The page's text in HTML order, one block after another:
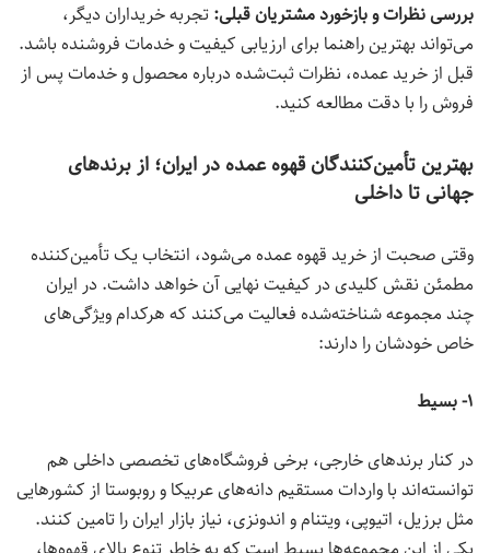
بررسی نظرات و بازخورد مشتریان قبلی: تجربه خریداران دیگر،
می‌تواند بهترین راهنما برای ارزیابی کیفیت و خدمات فروشنده باشد.
قبل از خرید عمده، نظرات ثبت‌شده درباره محصول و خدمات پس از
فروش را با دقت مطالعه کنید.
بهترین تأمین‌کنندگان قهوه عمده در ایران؛ از برندهای
جهانی تا داخلی
وقتی صحبت از خرید قهوه عمده می‌شود، انتخاب یک تأمین‌کننده
مطمئن نقش کلیدی در کیفیت نهایی آن خواهد داشت. در ایران
چند مجموعه شناخته‌شده فعالیت می‌کنند که هرکدام ویژگی‌های
خاص خودشان را دارند:
۱- بسیط
در کنار برندهای خارجی، برخی فروشگاه‌های تخصصی داخلی هم
توانسته‌اند با واردات مستقیم دانه‌های عربیکا و روبوستا از کشورهایی
مثل برزیل، اتیوپی، ویتنام و اندونزی، نیاز بازار ایران را تامین کنند.